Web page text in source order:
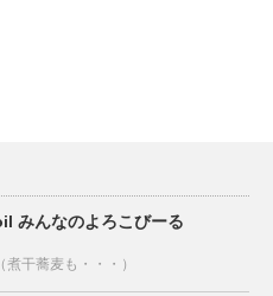
みんなのよろこびーる
干蕎麦も・・・）